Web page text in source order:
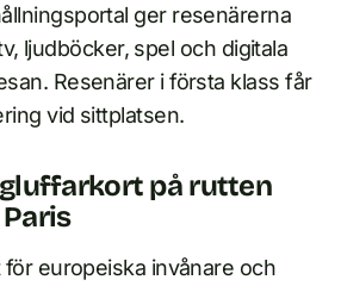
ger resenärerna
ljudböcker, spel och digitala
Resenärer i första klass får
vid sittplatsen.
på rutten
europeiska invånare och